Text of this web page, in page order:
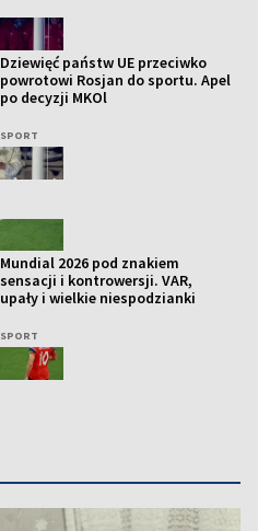
Dziewięć państw UE przeciwko
powrotowi Rosjan do sportu. Apel
po decyzji MKOl
SPORT
Mundial 2026 pod znakiem
sensacji i kontrowersji. VAR,
upały i wielkie niespodzianki
SPORT